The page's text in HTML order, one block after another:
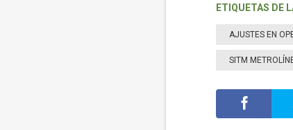
ETIQUETAS DE
AJUSTES EN
SITM